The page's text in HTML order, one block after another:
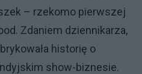
– rzekomo pierwszej
Zdaniem dziennikarza,
historię o
show-biznesie.